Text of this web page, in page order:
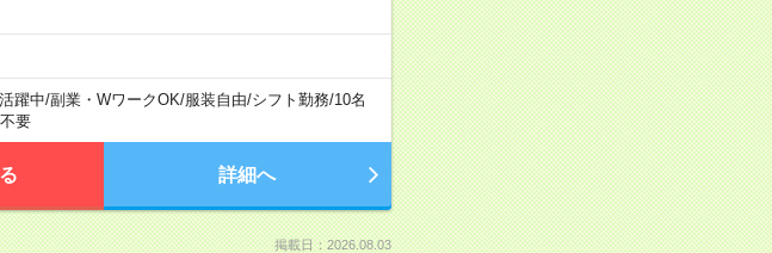
躍中/副業・WワークOK/服装自由/シフト勤務/10名
要
詳細へ
掲載日：2026.08.03